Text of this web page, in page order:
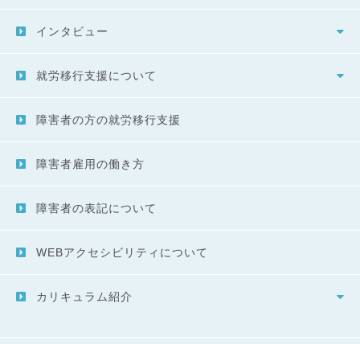
インタビュー
就労移行支援について
障害者の方の就労移行支援
障害者雇用の働き方
障害者の表記について
WEBアクセシビリティについて
カリキュラム紹介